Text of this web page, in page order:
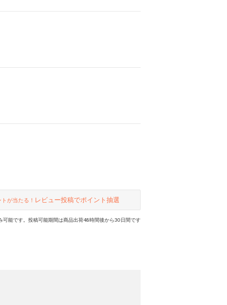
が当たる！ レビュー投稿でポイント抽選
能です。投稿可能期間は商品出荷48時間後から30日間です